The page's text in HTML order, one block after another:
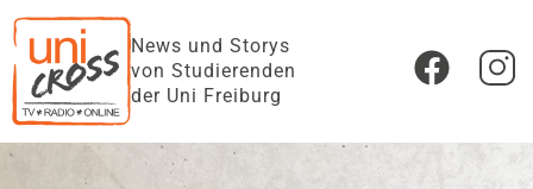
News und Storys
von Studierenden
der Uni Freiburg